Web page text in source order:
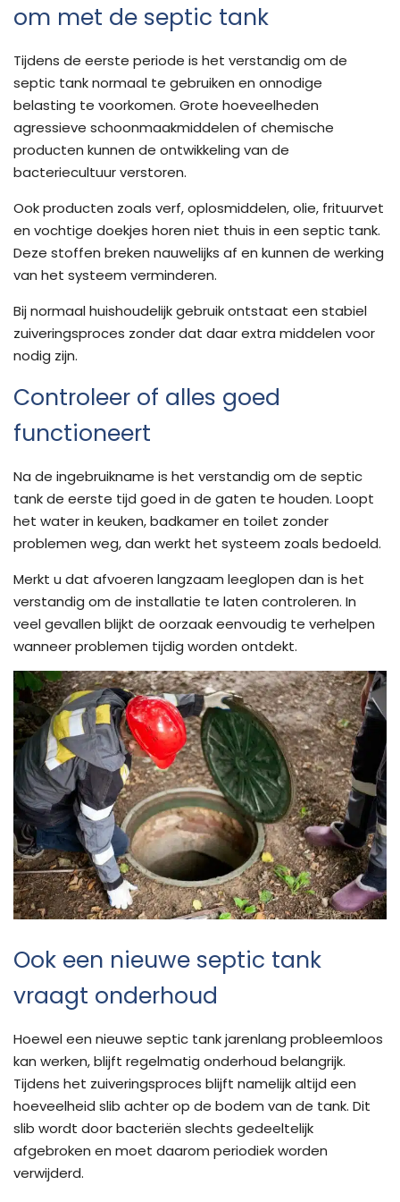
om met de septic tank
Tijdens de eerste periode is het verstandig om de
septic tank normaal te gebruiken en onnodige
belasting te voorkomen. Grote hoeveelheden
agressieve schoonmaakmiddelen of chemische
producten kunnen de ontwikkeling van de
bacteriecultuur verstoren.
Ook producten zoals verf, oplosmiddelen, olie, frituurvet
en vochtige doekjes horen niet thuis in een septic tank.
Deze stoffen breken nauwelijks af en kunnen de werking
van het systeem verminderen.
Bij normaal huishoudelijk gebruik ontstaat een stabiel
zuiveringsproces zonder dat daar extra middelen voor
nodig zijn.
Controleer of alles goed
functioneert
Na de ingebruikname is het verstandig om de septic
tank de eerste tijd goed in de gaten te houden. Loopt
het water in keuken, badkamer en toilet zonder
problemen weg, dan werkt het systeem zoals bedoeld.
Merkt u dat afvoeren langzaam leeglopen dan is het
verstandig om de installatie te laten controleren. In
veel gevallen blijkt de oorzaak eenvoudig te verhelpen
wanneer problemen tijdig worden ontdekt.
Ook een nieuwe septic tank
vraagt onderhoud
Hoewel een nieuwe septic tank jarenlang probleemloos
kan werken, blijft regelmatig onderhoud belangrijk.
Tijdens het zuiveringsproces blijft namelijk altijd een
hoeveelheid slib achter op de bodem van de tank. Dit
slib wordt door bacteriën slechts gedeeltelijk
afgebroken en moet daarom periodiek worden
verwijderd.